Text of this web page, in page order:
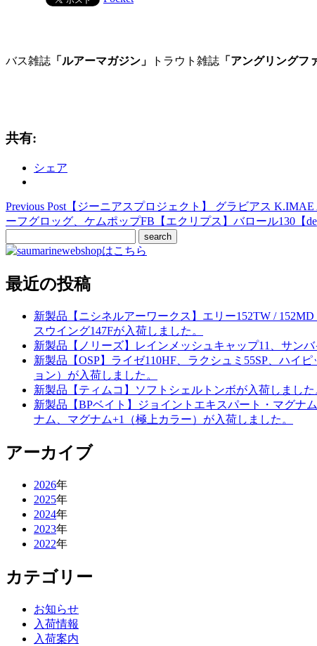
バス雑誌 「ルアーマガジン」 トラウト雑誌 「アングリングフ
共有:
シェア
Previous Post 【ジーニアスプロジェクト】 グラビアス
ーフグロッグ、ケムポップFB【エクリプス】バロール130【
最近の投稿
新製品【ニシネルアーワークス】エリー152TW /
スウイング147Fが入荷しました。
新製品【ノリーズ】レインメッシュキャップ11、サン
新製品【OSP】ライゼ110HF、ラクシュミ55SP、ハ
ョン）が入荷しました。
新製品【ティムコ】ソフトシェルトンボが入荷しました
新製品【BPベイト】ジョイントエキスパート・マグナ
ナム、マグナム+1（極上カラー）が入荷しました。
アーカイブ
2026年
2025年
2024年
2023年
2022年
カテゴリー
お知らせ
入荷情報
入荷案内